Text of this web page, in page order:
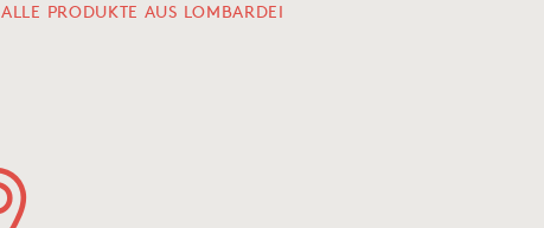
ALLE PRODUKTE AUS LOMBARDEI